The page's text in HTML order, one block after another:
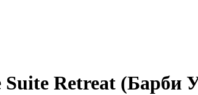
Retreat (Барби